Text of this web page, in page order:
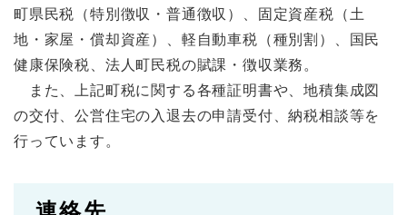
町県民税（特別徴収・普通徴収）、固定資産税（土
地・家屋・償却資産）、軽自動車税（種別割）、国民
健康保険税、法人町民税の賦課・徴収業務。
また、上記町税に関する各種証明書や、地積集成図
の交付、公営住宅の入退去の申請受付、納税相談等を
行っています。